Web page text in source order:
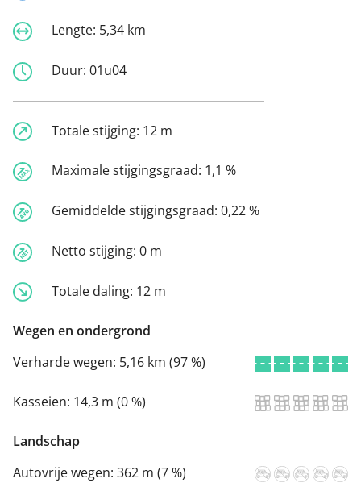
Lengte: 5,34 km
Duur: 01u04
Totale stijging: 12 m
Maximale stijgingsgraad: 1,1 %
Gemiddelde stijgingsgraad: 0,22 %
Netto stijging: 0 m
Totale daling: 12 m
Wegen en ondergrond
Verharde wegen: 5,16 km (97 %)
Kasseien: 14,3 m (0 %)
Landschap
Autovrije wegen: 362 m (7 %)